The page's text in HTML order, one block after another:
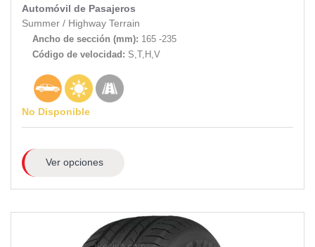
Automóvil de Pasajeros
Summer / Highway Terrain
Ancho de sección (mm): 165 -235
Código de velocidad: S,T,H,V
No Disponible
Ver opciones